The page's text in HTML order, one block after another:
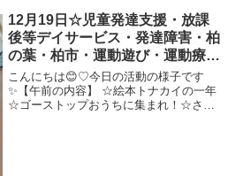
忍者切り→フープ渡し→トランポリンボ
ール壁当て今日もたくさ...
12月19日☆児童発達支援・放課
後等デイサービス・発達障害・柏
の葉・柏市・運動遊び・運動療
育・プログラム・楽しい療育
こんにちは😊♡今日の活動の様子です
✨【午前の内容】 ☆絵本トナカイの一年
☆ゴーストップおうちに集まれ！☆さつ